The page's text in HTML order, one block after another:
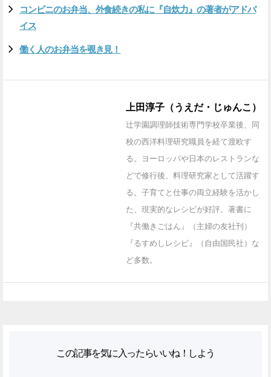
コンビニのお弁当、外食続きの私に『自炊力』の著者がアドバ
イス
働く人のお弁当を覗き見！
上田淳子（うえだ・じゅんこ）
辻学園調理師技術専門学校卒業後、同
校の西洋料理研究職員を経て渡欧す
る。ヨーロッパや日本のレストランな
どで修行後、料理研究家として活躍す
る。子育てと仕事の両立経験を活かし
た、現実的なレシピが好評。著書に
『共働きごはん』（主婦の友社刊）
『るすめしレシピ』（自由国民社）な
ど多数。
この記事を気に入ったらいいね！しよう